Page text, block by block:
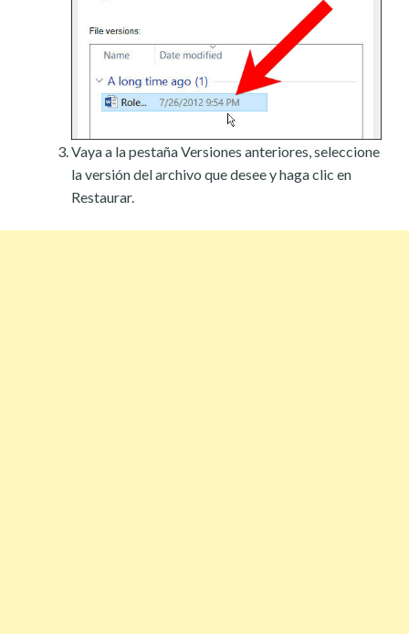
Vaya a la pestaña Versiones anteriores, seleccione
la versión del archivo que desee y haga clic en
Restaurar.